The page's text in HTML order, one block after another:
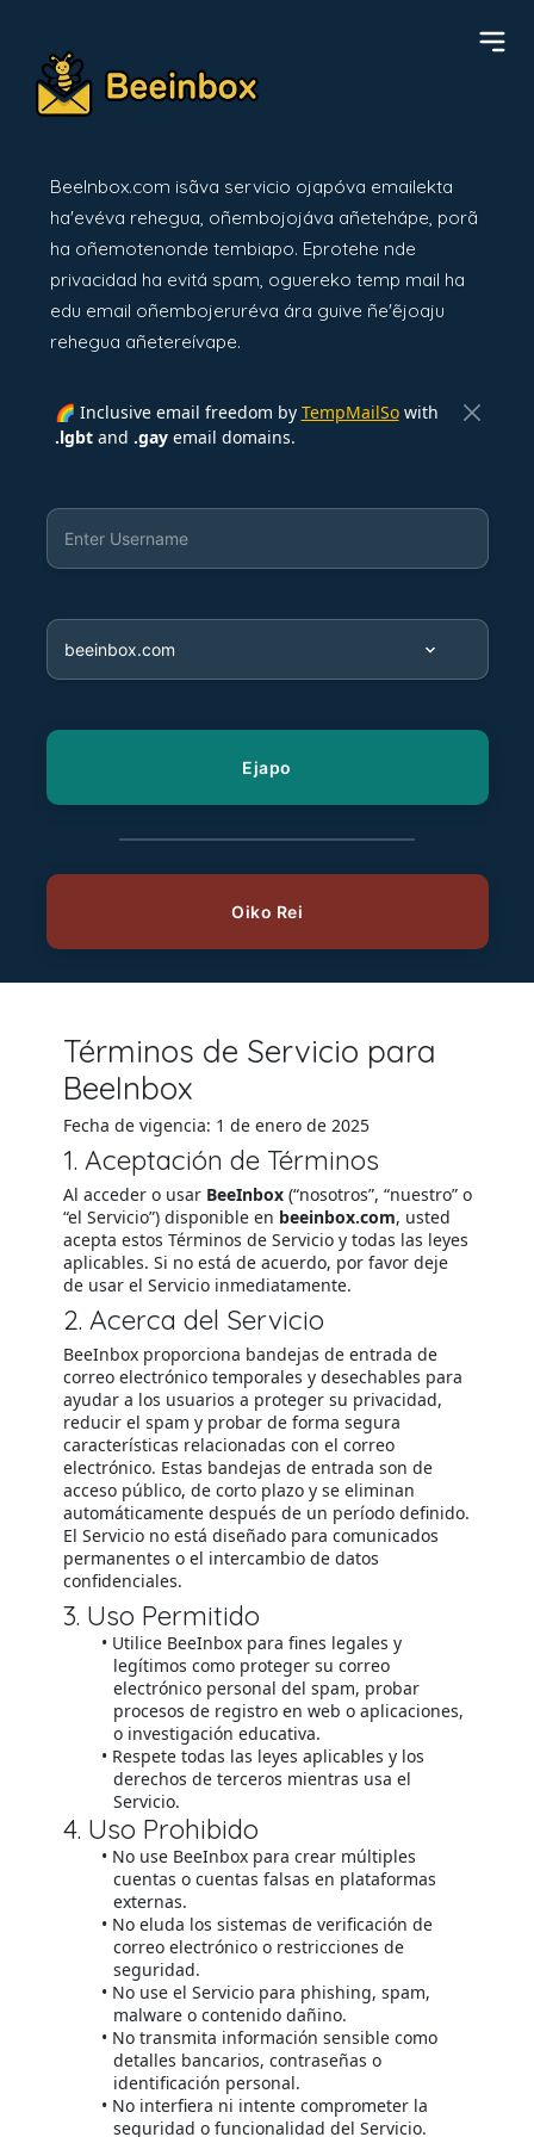
BeeInbox.com isãva servicio ojapóva emailekta
ha'evéva rehegua, oñembojojáva añetehápe, porã
ha oñemotenonde tembiapo. Eprotehe nde
privacidad ha evitá spam, oguereko temp mail ha
edu email oñembojeruréva ára guive ñe'ẽjoaju
rehegua añetereívape.
🌈 Inclusive email freedom by TempMailSowith
.lgbtand .gayemail domains.
Términos de Servicio para
BeeInbox
Fecha de vigencia: 1 de enero de 2025
1. Aceptación de Términos
Al acceder o usar BeeInbox(“nosotros”, “nuestro” o
“el Servicio”) disponible en beeinbox.com, usted
acepta estos Términos de Servicio y todas las leyes
aplicables. Si no está de acuerdo, por favor deje
de usar el Servicio inmediatamente.
2. Acerca del Servicio
BeeInbox proporciona bandejas de entrada de
correo electrónico temporales y desechables para
ayudar a los usuarios a proteger su privacidad,
reducir el spam y probar de forma segura
características relacionadas con el correo
electrónico. Estas bandejas de entrada son de
acceso público, de corto plazo y se eliminan
automáticamente después de un período definido.
El Servicio no está diseñado para comunicados
permanentes o el intercambio de datos
confidenciales.
3. Uso Permitido
Utilice BeeInbox para fines legales y
legítimos como proteger su correo
electrónico personal del spam, probar
procesos de registro en web o aplicaciones,
o investigación educativa.
Respete todas las leyes aplicables y los
derechos de terceros mientras usa el
Servicio.
4. Uso Prohibido
No use BeeInbox para crear múltiples
cuentas o cuentas falsas en plataformas
externas.
No eluda los sistemas de verificación de
correo electrónico o restricciones de
seguridad.
No use el Servicio para phishing, spam,
malware o contenido dañino.
No transmita información sensible como
detalles bancarios, contraseñas o
identificación personal.
No interfiera ni intente comprometer la
seguridad o funcionalidad del Servicio.